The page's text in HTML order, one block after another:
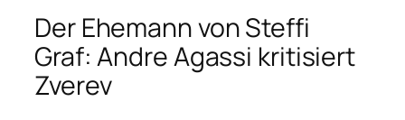
Der Ehemann von Steffi
Graf: Andre Agassi kritisiert
Zverev